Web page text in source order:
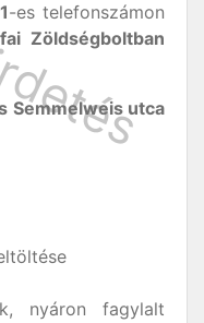
-es telefonszámon
Zöldségboltban
Semmelweis utca
nyáron fagylalt